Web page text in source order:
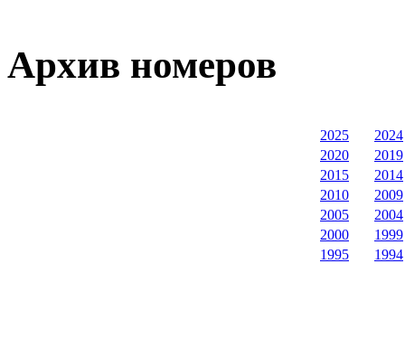
Архив номеров
2025
2024
2020
2019
2015
2014
2010
2009
2005
2004
2000
1999
1995
1994